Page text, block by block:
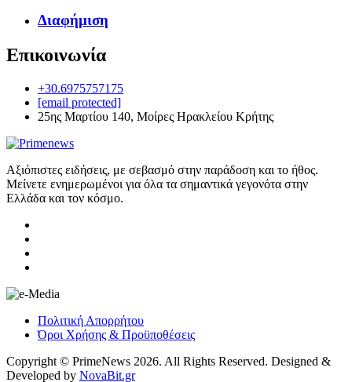
Διαφήμιση
Επικοινωνία
+30.6975757175
[email protected]
25ης Μαρτίου 140, Μοίρες Ηρακλείου Κρήτης
Αξιόπιστες ειδήσεις, με σεβασμό στην παράδοση και το ήθος.
Μείνετε ενημερωμένοι για όλα τα σημαντικά γεγονότα στην
Ελλάδα και τον κόσμο.
Πολιτική Απορρήτου
Όροι Χρήσης & Προϋποθέσεις
Copyright © PrimeNews 2026. All Rights Reserved. Designed &
Developed by NovaBit.gr